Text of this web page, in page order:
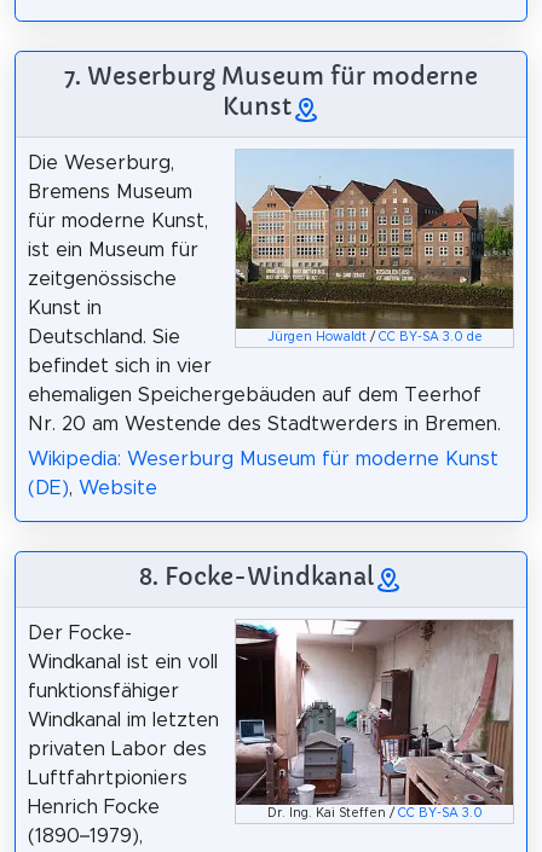
7. Weserburg Museum für moderne
Kunst
Jürgen Howaldt/ CC BY-SA 3.0 de
Die Weserburg,
Bremens Museum
für moderne Kunst,
ist ein Museum für
zeitgenössische
Kunst in
Deutschland. Sie
befindet sich in vier
ehemaligen Speichergebäuden auf dem Teerhof
Nr. 20 am Westende des Stadtwerders in Bremen.
Wikipedia: Weserburg Museum für moderne Kunst
(DE), Website
8. Focke-Windkanal
Dr. Ing. Kai Steffen / CC BY-SA 3.0
Der Focke-
Windkanal ist ein voll
funktionsfähiger
Windkanal im letzten
privaten Labor des
Luftfahrtpioniers
Henrich Focke
(1890–1979),